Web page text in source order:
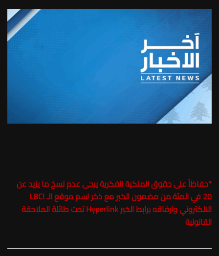
*حفاظاً على حقوق الملكية الفكرية يرجى عدم نسخ ما يزيد عن
20 في المئة من مضمون الخبر مع ذكر اسم موقع الـ LBCI
الالكتروني وارفاقه برابط الخبر Hyperlink تحت طائلة الملاحقة
القانونية